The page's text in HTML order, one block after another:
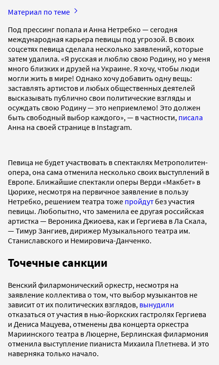
Материал по теме
Под прессинг попала и Анна Нетребко — сегодня
международная карьера певицы под угрозой. В своих
соцсетях певица сделала несколько заявлений, которые
затем удалила. «Я русская и люблю свою Родину, но у меня
много близких и друзей на Украине. Я хочу, чтобы люди
могли жить в мире! Однако хочу добавить одну вещь:
заставлять артистов и любых общественных деятелей
высказывать публично свои политические взгляды и
осуждать свою Родину — это неприемлемо! Это должен
быть свободный выбор каждого», — в частности, писала
Анна на своей странице в Instagram.
Певица не будет участвовать в спектаклях Метрополитен-
опера, она сама отменила несколько своих выступлений в
Европе. Ближайшие спектакли оперы Верди «Макбет» в
Цюрихе, несмотря на первичное заявление в пользу
Нетребко, решением театра тоже пройдутбез участия
певицы. Любопытно, что заменила ее другая российская
артистка — Вероника Джиоева, как и Гергиева в Ла Скала,
— Тимур Зангиев, дирижер Музыкального театра им.
Станиславского и Немировича-Данченко.
Точечные санкции
Венский филармонический оркестр, несмотря на
заявление коллектива о том, что выбор музыкантов не
зависит от их политических взглядов, вынудили
отказаться от участия в нью-йоркских гастролях Гергиева
и Дениса Мацуева, отменены два концерта оркестра
Мариинского театра в Люцерне, Берлинская филармония
отменила выступление пианиста Михаила Плетнева. И это
наверняка только начало.